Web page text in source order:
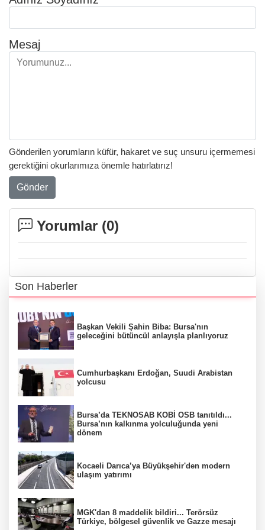
Mesaj
Gönderilen yorumların küfür, hakaret ve suç unsuru içermemesi
gerektiğini okurlarımıza önemle hatırlatırız!
Gönder
Yorumlar (0)
Son Haberler
Başkan Vekili Şahin Biba: Bursa'nın
geleceğini bütüncül anlayışla planlıyoruz
Cumhurbaşkanı Erdoğan, Suudi Arabistan
yolcusu
Bursa’da TEKNOSAB KOBİ OSB tanıtıldı...
Bursa’nın kalkınma yolculuğunda yeni
dönem
Kocaeli Darıca’ya Büyükşehir'den modern
ulaşım yatırımı
MGK'dan 8 maddelik bildiri... Terörsüz
Türkiye, bölgesel güvenlik ve Gazze mesajı